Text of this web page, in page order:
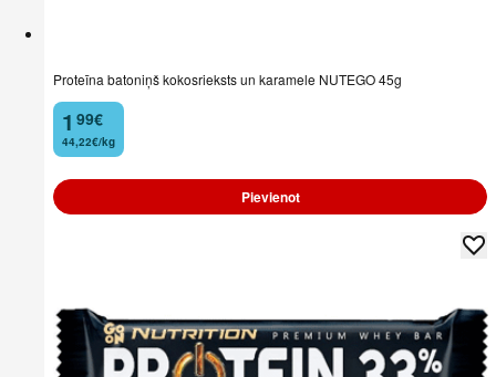
Proteīna batoniņš kokosrieksts un karamele NUTEGO 45g
1
. 99€
44,22€/kg
Pievienot